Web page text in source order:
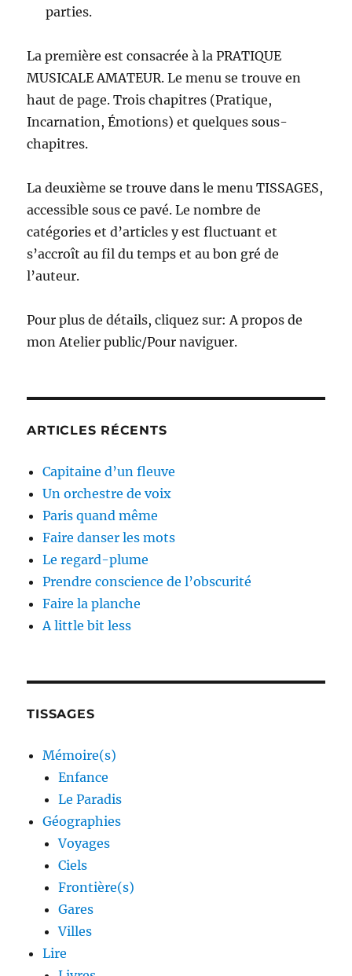
parties.
La première est consacrée à la PRATIQUE
MUSICALE AMATEUR. Le menu se trouve en
haut de page. Trois chapitres (Pratique,
Incarnation, Émotions) et quelques sous-
chapitres.
La deuxième se trouve dans le menu TISSAGES,
accessible sous ce pavé. Le nombre de
catégories et d’articles y est fluctuant et
s’accroît au fil du temps et au bon gré de
l’auteur.
Pour plus de détails, cliquez sur: A propos de
mon Atelier public/Pour naviguer.
ARTICLES RÉCENTS
Capitaine d’un fleuve
Un orchestre de voix
Paris quand même
Faire danser les mots
Le regard-plume
Prendre conscience de l’obscurité
Faire la planche
A little bit less
TISSAGES
Mémoire(s)
Enfance
Le Paradis
Géographies
Voyages
Ciels
Frontière(s)
Gares
Villes
Lire